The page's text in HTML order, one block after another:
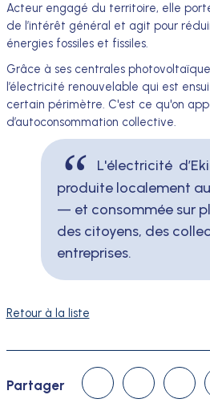
Acteur engagé du territoire, elle
de l’intérêt général et agit pour
énergies fossiles et fissiles.
Grâce à ses centrales
l’électricité renouvelable qui est
certain périmètre. C'est ce qu'on
d’autoconsommation collective.
L'électricité
produite localement
— et consommée sur
des citoyens, des
entreprises.
Retour à la liste
Partager
Linked InFacebookTwitter